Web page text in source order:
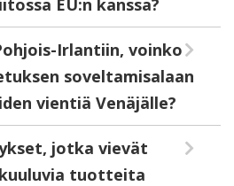
EU:n kanssa?
Irlantiin, voinko
soveltamisalaan
vientiä Venäjälle?
jotka vievät
tuotteita